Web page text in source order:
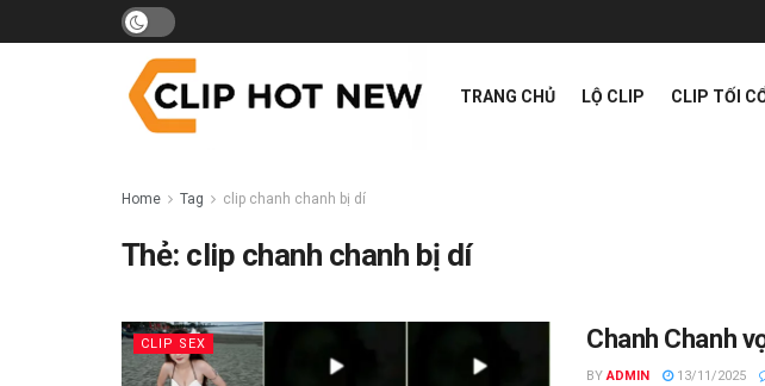
TRANG CHỦ LỘ CLIP CLIP TỐI
Home Tag clip chanh chanh bị dí
Thẻ: clip chanh chanh bị dí
CLIP SEX Chanh Chanh
BY ADMIN 13/11/2025